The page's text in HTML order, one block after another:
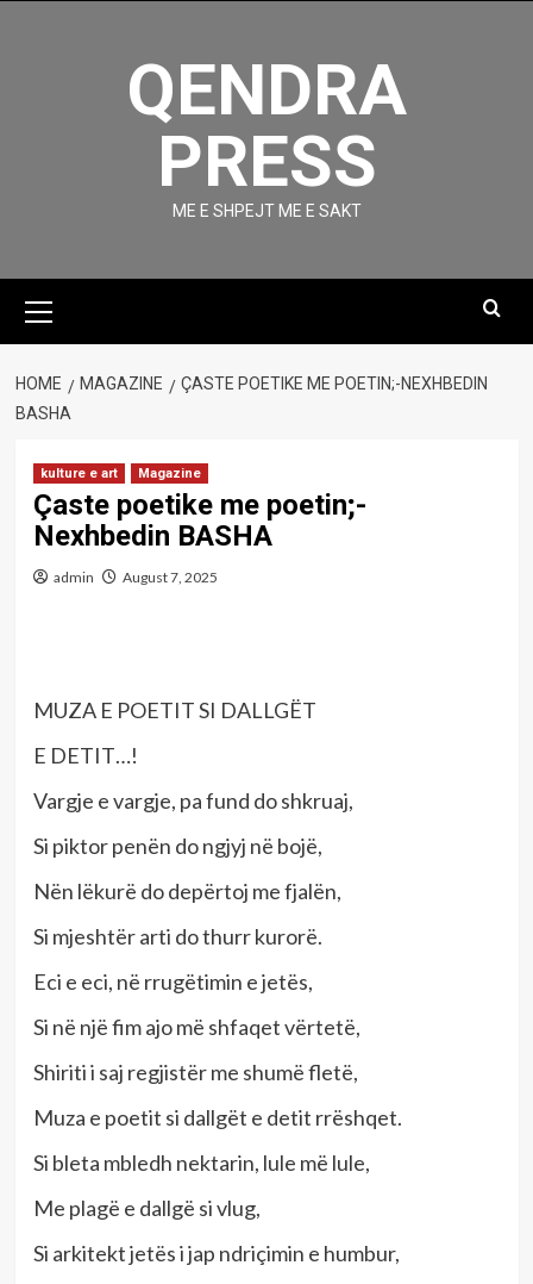
QENDRA
PRESS
ME E SHPEJT ME E SAKT
Menu
HOME MAGAZINE
ÇASTE POETIKE ME POETIN;-NEXHBEDIN
BASHA
kulture e art Magazine
Çaste poetike me poetin;-
Nexhbedin BASHA
admin August 7, 2025
MUZA E POETIT SI DALLGËT
E DETIT…!
Vargje e vargje, pa fund do shkruaj,
Si piktor penën do ngjyj në bojë,
Nën lëkurë do depërtoj me fjalën,
Si mjeshtër arti do thurr kurorë.
Eci e eci, në rrugëtimin e jetës,
Si në një fim ajo më shfaqet vërtetë,
Shiriti i saj regjistër me shumë fletë,
Muza e poetit si dallgët e detit rrëshqet.
Si bleta mbledh nektarin, lule më lule,
Me plagë e dallgë si vlug,
Si arkitekt jetës i jap ndriçimin e humbur,